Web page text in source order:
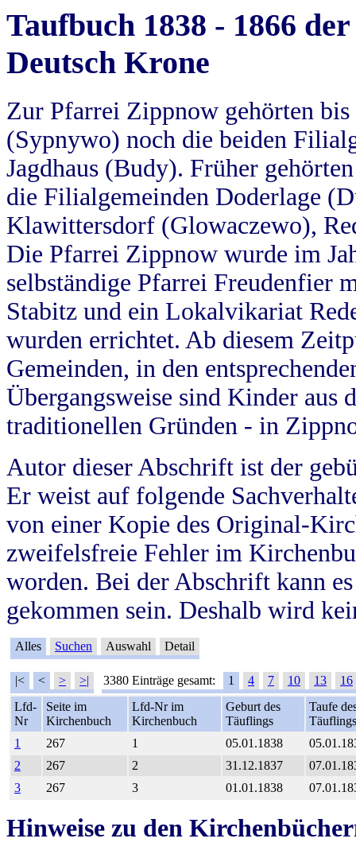
Taufbuch 1838 - 1866
Deutsch Krone
Zur Pfarrei Zippnow gehörten
(Sypnywo) noch die beiden
Jagdhaus (Budy). Früher
die Filialgemeinden Doderlage
Klawittersdorf (Glowaczewo),
Die Pfarrei Zippnow wurde im
selbständige Pfarrei Freudenfier
Stabitz und ein Lokalvikariat
wurden errichtet. Ab diesem
Gemeinden, in den
Übergangsweise sind Kinder aus
traditionellen Gründen - in
Autor dieser Abschrift ist der
Er weist auf folgende
von einer Kopie des Original-
zweifelsfreie Fehler im
worden. Bei der Abschrift kann
gekommen sein. Deshalb wird
Alles Suchen Auswahl Detail
|< < > >| 3380 Einträge gesamt: 1 4 7 10 13
16
Lfd-
Nr
Seite im
Kirchenbuch
Lfd-Nr im
Kirchenbuch
Geburt des
Täuflings
Taufe
Täuflings
1
267 1 05.01.1838
2
267 2 31.12.1837
3
267 3 01.01.1838
Hinweise zu den